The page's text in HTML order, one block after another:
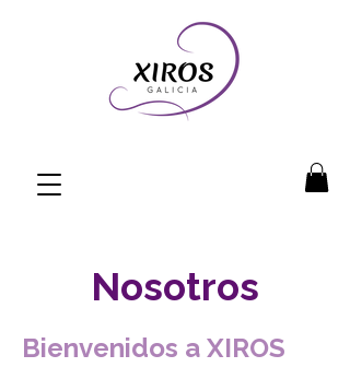
Nosotros
Bienvenidos a XIROS